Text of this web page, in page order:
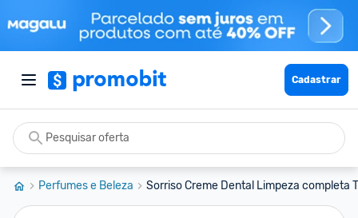
Cadastrar
Perfumes e Beleza Sorriso Creme Dental Limpeza completa